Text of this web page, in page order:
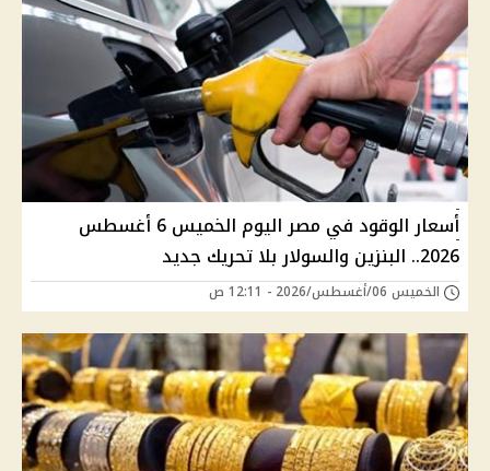
أسعار الوقود في مصر اليوم الخميس 6 أغسطس
2026.. البنزين والسولار بلا تحريك جديد
الخميس 06/أغسطس/2026 - 12:11 ص